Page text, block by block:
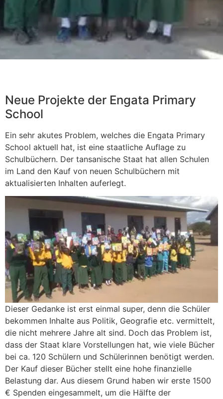
Neue Projekte der Engata Primary
School
Ein sehr akutes Problem, welches die Engata Primary
School aktuell hat, ist eine staatliche Auflage zu
Schulbüchern. Der tansanische Staat hat allen Schulen
im Land den Kauf von neuen Schulbüchern mit
aktualisierten Inhalten auferlegt.
Dieser Gedanke ist erst einmal super, denn die Schüler
bekommen Inhalte aus Politik, Geografie etc. vermittelt,
die nicht mehrere Jahre alt sind. Doch das Problem ist,
dass der Staat klare Vorstellungen hat, wie viele Bücher
bei ca. 120 Schülern und Schülerinnen benötigt werden.
Der Kauf dieser Bücher stellt eine hohe finanzielle
Belastung dar. Aus diesem Grund haben wir erste 1500
€ Spenden eingesammelt, um die Hälfte der